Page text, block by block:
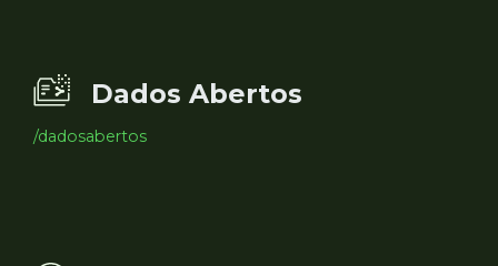
Dados Abertos
/dadosabertos